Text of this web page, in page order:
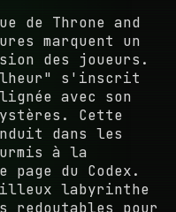
de Throne and
marquent un
des joueurs.
s'inscrit
avec son
Cette
dans les
à la
page du Codex.
labyrinthe
redoutables pour